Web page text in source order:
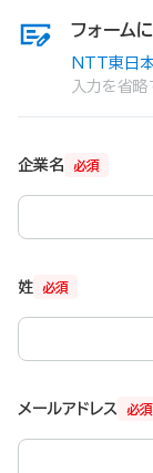
フォーム
NTT東日
入力を省略
必須
企業名
必須
姓
必須
メールアドレス